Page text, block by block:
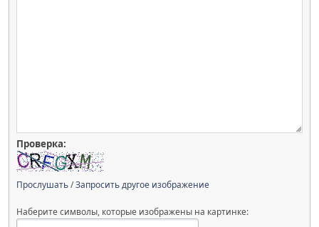
Проверка:
Прослушать/Запросить другое изображение
Наберите символы, которые изображены на картинке: